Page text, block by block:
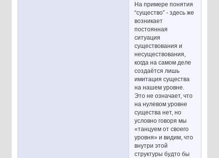
На примере понятия
“существо” - здесь же
возникает
постоянная
ситуация
существования и
несуществования,
когда на самом деле
создаётся лишь
имитация существа
на нашем уровне.
Это не означает, что
на нулевом уровне
существа нет, но
условно говоря мы
«танцуем от своего
уровня» и видим, что
внутри этой
структуры будто бы